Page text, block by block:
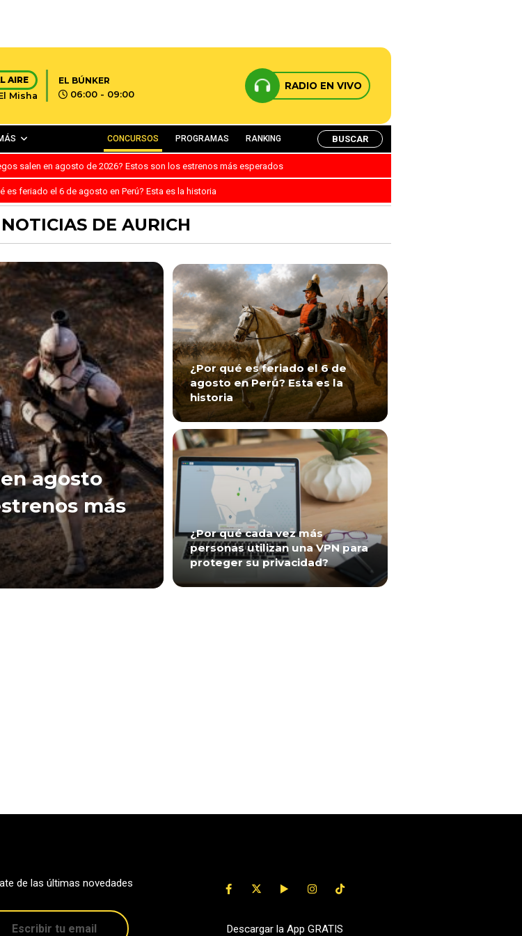
AIRE
Misha
EL BÚNKER
06:00 - 09:00
RADIO EN VIVO
CONCURSOS PROGRAMAS RANKING BUSCAR
salen en agosto de 2026? Estos son los estrenos más esperados
es feriado el 6 de agosto en Perú? Esta es la historia
DE AURICH
agosto
más
¿Por qué es feriado el 6 de
agosto en Perú? Esta es la
historia
¿Por qué cada vez más
personas utilizan una VPN para
proteger su privacidad?
de las últimas novedades
Descargar la App GRATIS